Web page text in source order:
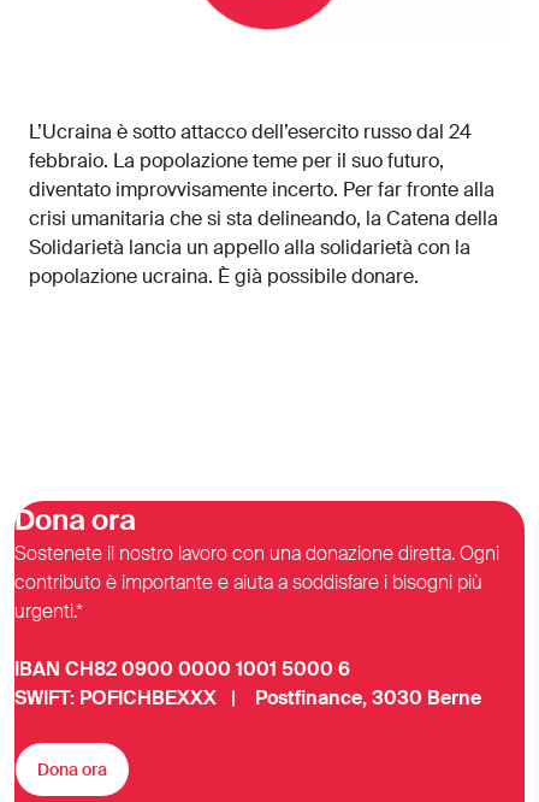
L’Ucraina è sotto attacco dell’esercito russo dal 24
febbraio. La popolazione teme per il suo futuro,
diventato improvvisamente incerto. Per far fronte alla
crisi umanitaria che si sta delineando, la Catena della
Solidarietà lancia un appello alla solidarietà con la
popolazione ucraina. È già possibile donare.
Dona ora
Sostenete il nostro lavoro con una donazione diretta. Ogni
contributo è importante e aiuta a soddisfare i bisogni più
urgenti.*
IBAN CH82 0900 0000 1001 5000 6
SWIFT: POFICHBEXXX | Postfinance, 3030 Berne
Dona ora